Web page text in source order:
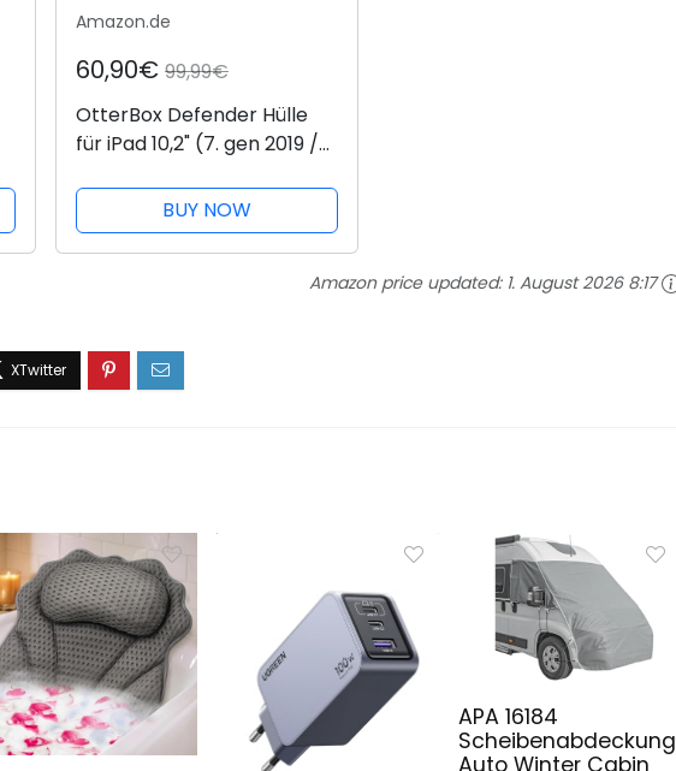
Amazon.de
60,90€ 99,99€
OtterBox Defender Hülle
für iPad 10,2" (7. gen 2019 /
ultrarobuste Schutzhülle
mit integriertem
Displayschutz, 2x nach...
BUY NOW
Amazon price updated: 1. August 2026 8:17
APA 16184
Scheibenabdeckung